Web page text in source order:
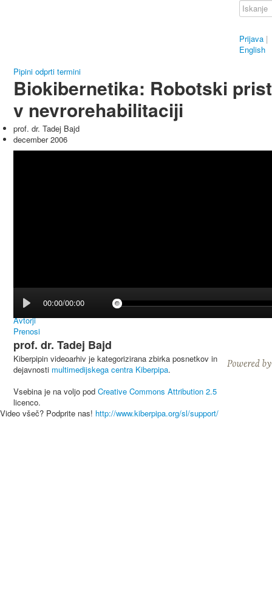
Prijava |
English
Pipini odprti termini
Biokibernetika: Robotski
v nevrorehabilitaciji
prof. dr. Tadej Bajd
december 2006
00:00/00:00
Avtorji
Prenosi
prof. dr. Tadej Bajd
Kiberpipin videoarhiv je kategorizirana zbirka posnetkov in
dejavnosti multimedijskega centra Kiberpipa.
Vsebina je na voljo pod Creative Commons Attribution 2.5
licenco.
Video všeč? Podprite nas! http://www.kiberpipa.org/sl/support/